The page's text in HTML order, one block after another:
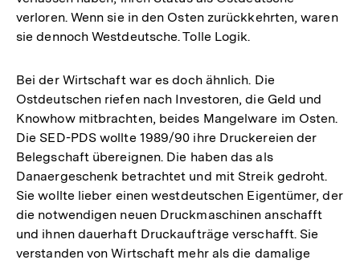
verloren. Wenn sie in den Osten zurückkehrten, waren
sie dennoch Westdeutsche. Tolle Logik.
Bei der Wirtschaft war es doch ähnlich. Die
Ostdeutschen riefen nach Investoren, die Geld und
Knowhow mitbrachten, beides Mangelware im Osten.
Die SED-PDS wollte 1989/90 ihre Druckereien der
Belegschaft übereignen. Die haben das als
Danaergeschenk betrachtet und mit Streik gedroht.
Sie wollte lieber einen westdeutschen Eigentümer, der
die notwendigen neuen Druckmaschinen anschafft
und ihnen dauerhaft Druckaufträge verschafft. Sie
verstanden von Wirtschaft mehr als die damalige